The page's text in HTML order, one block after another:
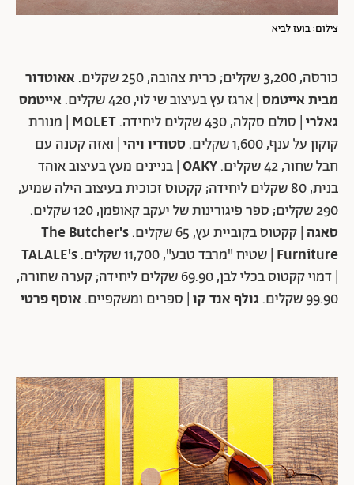
צילום: בועז לביא
כורסה, 3,200 שקלים; כרית צהובה, 250 שקלים.
אאוטדור
מבית אייטמס | ארגז עץ בעיצוב שי לוי, 420 שקלים.
אייטמס
גאלרי | סולם סקלה, 430 שקלים ליחידה. MOLET | מנורת
קוקון על ענף, 1,600 שקלים.
סטודיו ויהי | ואזה קטנה עם
חבל שחור, 42 שקלים.
OAKY | בניינים מעץ בעיצוב אוהד
בנית, 80 שקלים ליחידה; קקטוס זכוכית בעיצוב הילה שמיע,
290 שקלים; ספר פיגורינות של יעקב קאופמן, 120 שקלים.
סאגה | קקטוס בקוביית עץ, 65 שקלים.
The Butcher's
Furniture | שטיח "מרבד טבע", 11,700 שקלים.
TALALE's
| דמוי קקטוס בכלי לבן, 69.90 שקלים ליחידה; קערה שחורה,
99.90 שקלים.
גולף אנד קו | ספרים ומשקפיים.אוסף פרטי